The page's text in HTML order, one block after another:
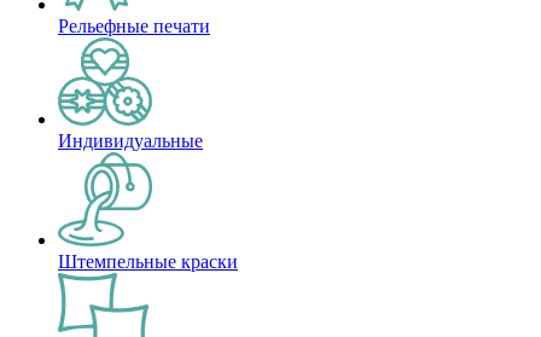
Рельефные печати
Индивидуальные
Штемпельные краски